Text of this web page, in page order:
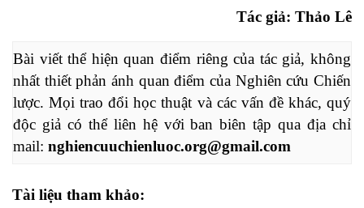
Tác giả: Thảo Lê
Bài viết thể hiện quan điểm riêng của tác giả, không
nhất thiết phản ánh quan điểm của Nghiên cứu Chiến
lược. Mọi trao đổi học thuật và các vấn đề khác, quý
độc giả có thể liên hệ với ban biên tập qua địa chỉ
mail: nghiencuuchienluoc.org@gmail.com
Tài liệu tham khảo: